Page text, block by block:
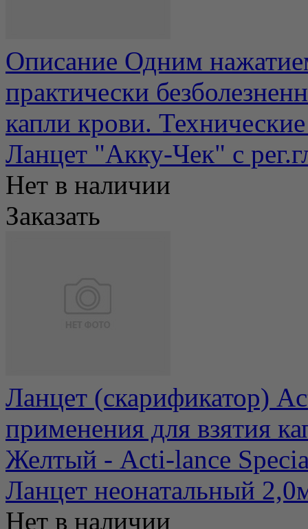
Описание Одним
практически
капли крови.
Ланцет "Акку-Чек" с
Нет в наличии
Заказать
Ланцет (скарификатор)
применения для взятия
Желтый - Acti-lance
Ланцет неонатальный
Нет в наличии